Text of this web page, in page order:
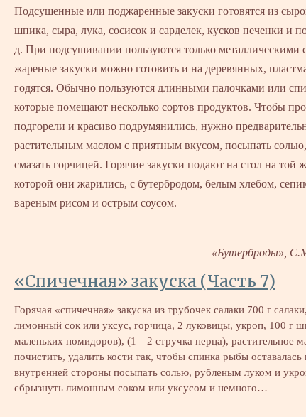
Подсушенные или поджаренные закуски готовятся из
шпика, сыра, лука, сосисок и сарделек, кусков печенки и
д. При подсушивании пользуются только металлическими
жареные закуски можно готовить и на деревянных,
годятся. Обычно пользуются длинными палочками или
которые помещают несколько сортов продуктов. Чтобы
подгорели и красиво подрумянились, нужно
растительным маслом с приятным вкусом, посыпать
смазать горчицей. Горячие закуски подают на стол на той
которой они жарились, с бутербродом, белым хлебом,
вареным рисом и острым соусом.
«Бутерброды»,
«Спичечная» закуска (Часть 7)
Горячая «спичечная» закуска из трубочек салаки 700 г
лимонный сок или уксус, горчица, 2 луковицы, укроп, 100 г
маленьких помидоров), (1—2 стручка перца), растительное
почистить, удалить кости так, чтобы спинка рыбы
внутренней стороны посыпать солью, рубленым луком и
сбрызнуть лимонным соком или уксусом и немного…